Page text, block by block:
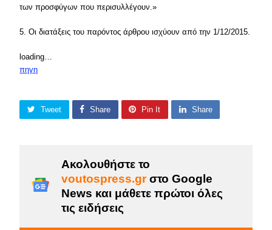
των προσφύγων που περισυλλέγουν.»
5. Οι διατάξεις του παρόντος άρθρου ισχύουν από την 1/12/2015.
loading…
πηγη
Tweet Share Pin It Share
Ακολουθήστε το
voutospress.grστο Google
News και μάθετε πρώτοι όλες
τις ειδήσεις